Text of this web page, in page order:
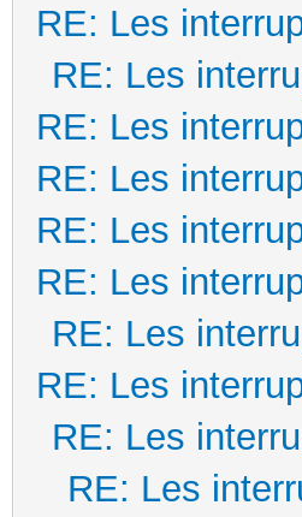
RE: Les
RE: Les
RE: Les
RE: Les
RE: Les
RE: Les
RE: Les
RE: Les
RE: Les
RE: Les